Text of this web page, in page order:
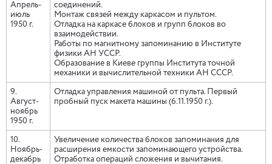
Апрель-
июль
1950 г.
соединений.
Монтаж связей между каркасом и пультом.
Отладка на каркасе блоков и групп блоков во
взаимодействии.
Работы по магнитному запоминанию в Институте
физики АН УССР.
Образование в Киеве группы Института точной
механики и вычислительной техники АН СССР.
9.
Август-
ноябрь
1950 г.
Отладка управления машиной от пульта. Первый
пробный пуск макета машины (6.11.1950 г.).
10.
Ноябрь-
декабрь
Увеличение количества блоков запоминания для
расширения емкости запоминающего устройства.
Отработка операций сложения и вычитания.